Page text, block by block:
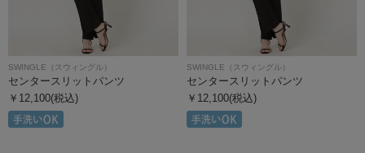
SWINGLE（スウィングル）
センタースリットパンツ
￥12,100(税込)
SWINGLE（スウィングル）
センタースリットパンツ
￥12,100(税込)